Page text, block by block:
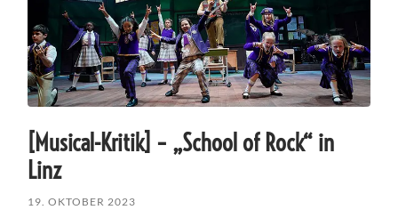
[Musical-Kritik] – „School of Rock“ in
Linz
19. OKTOBER 2023